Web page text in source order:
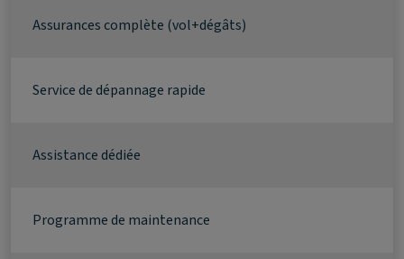
Assurances complète (vol+dégâts)
Service de dépannage rapide
Assistance dédiée
Programme de maintenance